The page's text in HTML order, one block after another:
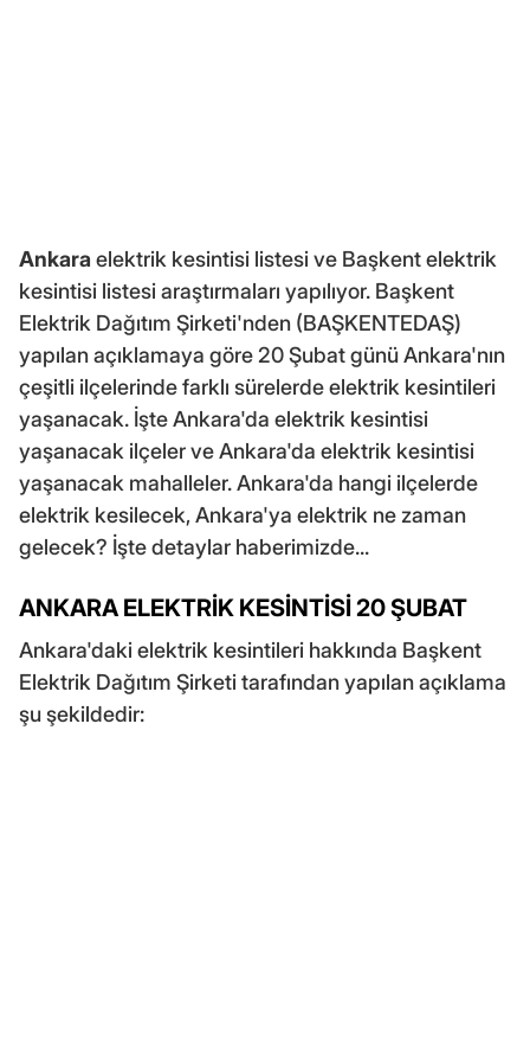
Ankara elektrik kesintisi listesi ve Başkent elektrik
kesintisi listesi araştırmaları yapılıyor. Başkent
Elektrik Dağıtım Şirketi'nden (BAŞKENTEDAŞ)
yapılan açıklamaya göre 20 Şubat günü Ankara'nın
çeşitli ilçelerinde farklı sürelerde elektrik kesintileri
yaşanacak. İşte Ankara'da elektrik kesintisi
yaşanacak ilçeler ve Ankara'da elektrik kesintisi
yaşanacak mahalleler. Ankara'da hangi ilçelerde
elektrik kesilecek, Ankara'ya elektrik ne zaman
gelecek? İşte detaylar haberimizde...
ANKARA ELEKTRİK KESİNTİSİ 20 ŞUBAT
Ankara'daki elektrik kesintileri hakkında Başkent
Elektrik Dağıtım Şirketi tarafından yapılan açıklama
şu şekildedir: